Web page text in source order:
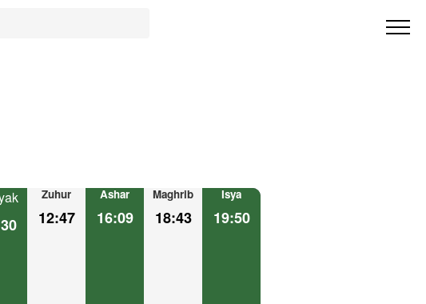
Zuhur
12:47
Ashar
16:09
Maghrib
18:43
Isya
19:50